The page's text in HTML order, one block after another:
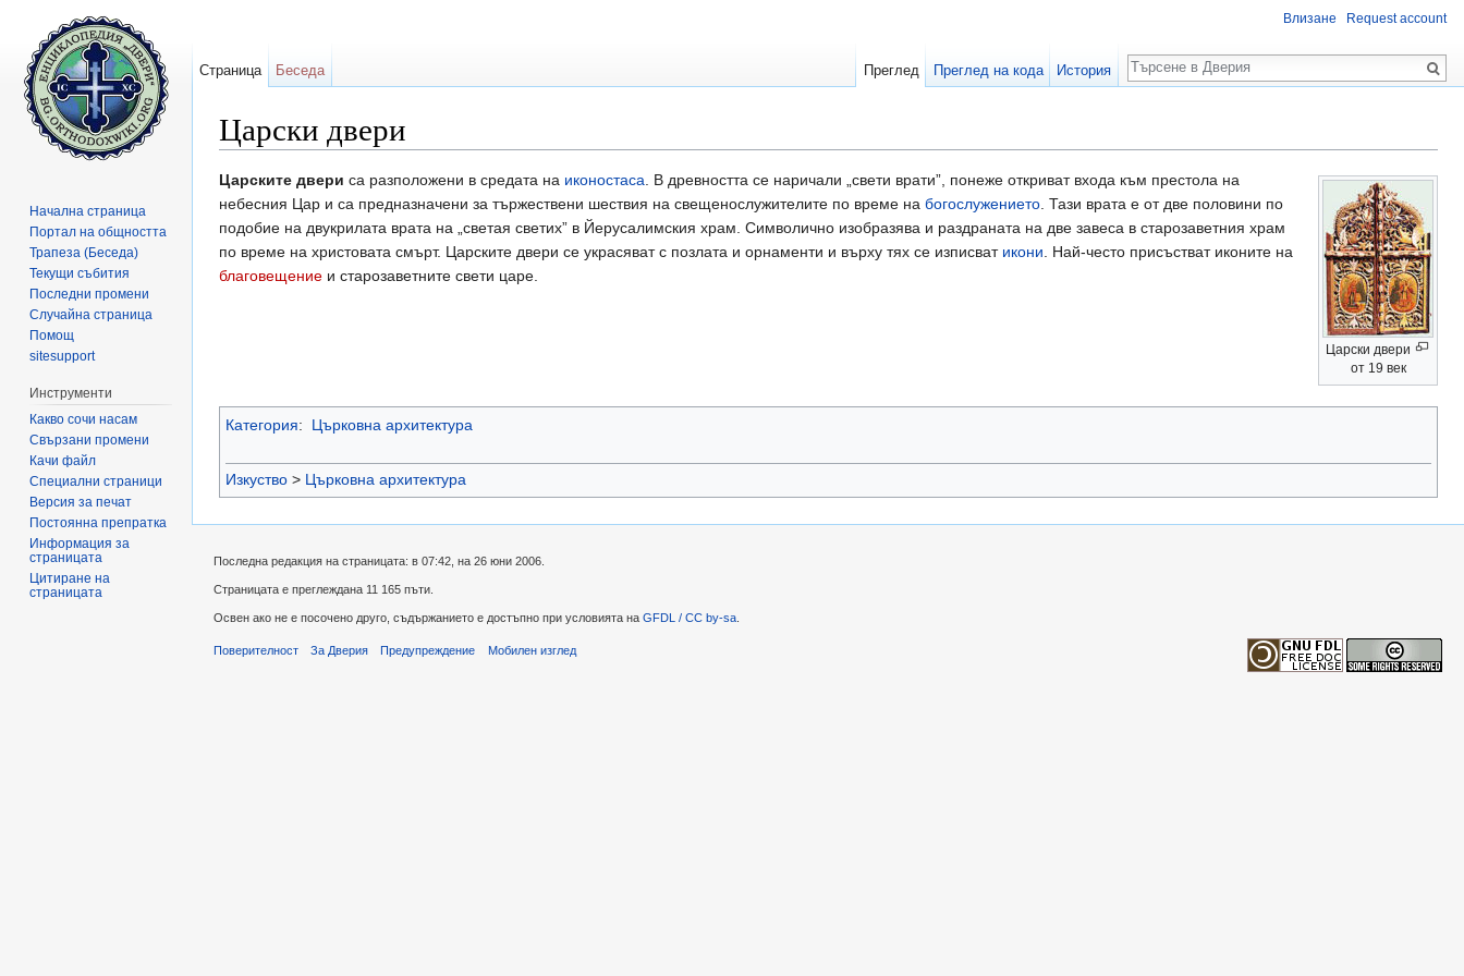
Царски двери
Царски двери
от 19 век
Царските двери са разположени в средата на иконостаса. В древността се наричали „свети врати”, понеже откриват входа към престола на
небесния Цар и са предназначени за тържествени шествия на свещенослужителите по време на богослужението. Тази врата е от две половини по
подобие на двукрилата врата на „свeтая свeтих” в Йерусалимския храм. Символично изобразява и раздраната на две завеса в старозаветния храм
по време на христовата смърт. Царските двери се украсяват с позлата и орнаменти и върху тях се изписват икони. Най-често присъстват иконите на
благовещение и старозаветните свети царе.
Категория: Църковна архитектура
Изкуство > Църковна архитектура
Влизане Request account
Страница Беседа Преглед Преглед на кода История
Търсене
Начална страница
Портал на общността
Трапеза (Беседа)
Текущи събития
Последни промени
Случайна страница
Помощ
sitesupport
Инструменти
Какво сочи насам
Свързани промени
Качи файл
Специални страници
Версия за печат
Постоянна препратка
Информация за
страницата
Цитиране на
страницата
Последна редакция на страницата: в 07:42, на 26 юни 2006.
Страницата е преглеждана 11 165 пъти.
Освен ако не е посочено друго, съдържанието е достъпно при условията на GFDL / CC by-sa
Поверителност За Дверия Предупреждение Мобилен изглед